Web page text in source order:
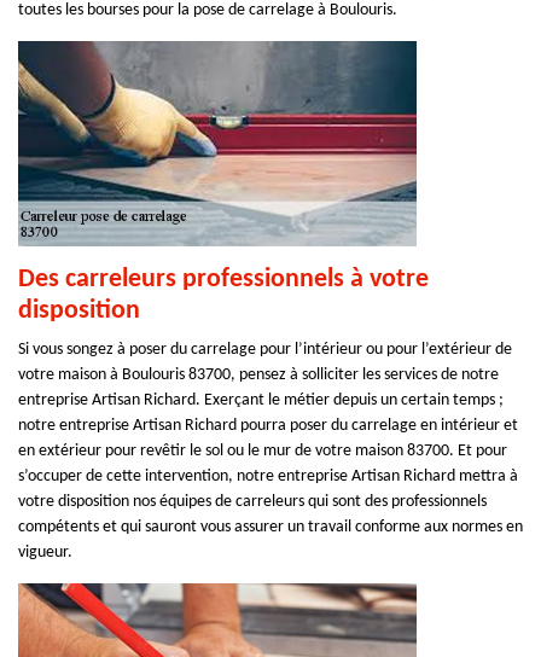
toutes les bourses pour la pose de carrelage à Boulouris.
Des carreleurs professionnels à votre
disposition
Si vous songez à poser du carrelage pour l’intérieur ou pour l’extérieur de
votre maison à Boulouris 83700, pensez à solliciter les services de notre
entreprise Artisan Richard. Exerçant le métier depuis un certain temps ;
notre entreprise Artisan Richard pourra poser du carrelage en intérieur et
en extérieur pour revêtir le sol ou le mur de votre maison 83700. Et pour
s’occuper de cette intervention, notre entreprise Artisan Richard mettra à
votre disposition nos équipes de carreleurs qui sont des professionnels
compétents et qui sauront vous assurer un travail conforme aux normes en
vigueur.